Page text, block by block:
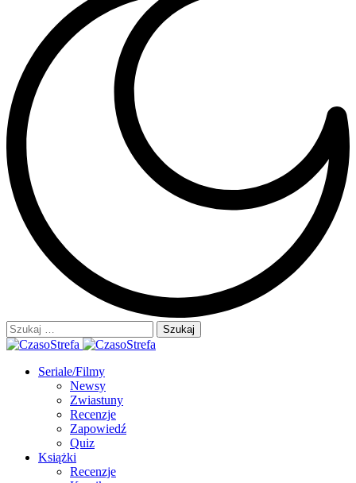
Szukaj:
Seriale/Filmy
Newsy
Zwiastuny
Recenzje
Zapowiedź
Quiz
Książki
Recenzje